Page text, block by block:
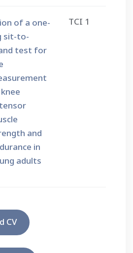
of a one-
sit-to-
test for
and
in
adults
TCI 1
CV